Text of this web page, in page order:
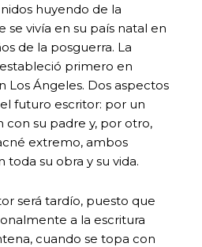
huyendo de la
se vivía en su país natal en
de la posguerra. La
primero en
Los Ángeles. Dos aspectos
futuro escritor: por un
con su padre y, por otro,
extremo, ambos
su obra y su vida.
será tardío, puesto que
a la escritura
cuando se topa con